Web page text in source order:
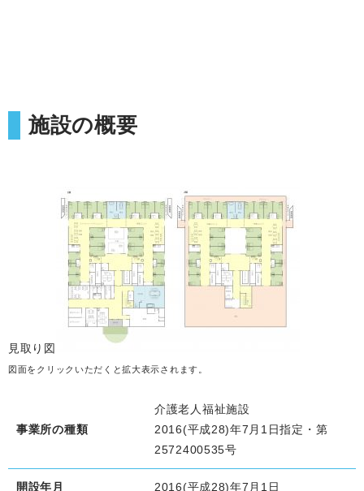
施設の概要
見取り図
図面をクリックいただくと拡大表示されます。
事業所の種類
介護老人福祉施設
2016(平成28)年7月1日指定・第
2572400535号
開設年月 2016(平成28)年7月1日